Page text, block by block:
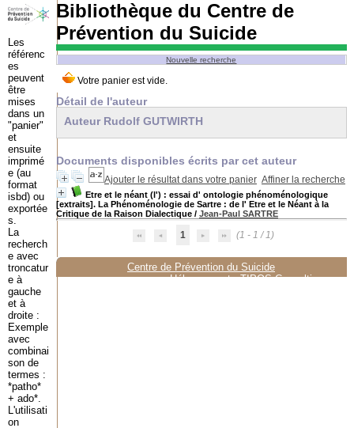
Bibliothèque du Centre de
Prévention du Suicide
Nouvelle recherche
Détail de l'auteur
Auteur Rudolf GUTWIRTH
Documents disponibles écrits par cet auteur
Ajouter le résultat dans votre panier Affiner la recherche
Etre et le néant (l') : essai d' ontologie phénoménologique
[extraits]. La Phénoménologie de Sartre : de l' Etre et le Néant à la
Critique de la Raison Dialectique/ Jean-Paul SARTRE
1 (1 - 1 / 1)
Centre de Prévention du Suicide
Hébergement :TIPOS Consulting
Les
référenc
es
peuvent
être
mises
dans un
"panier"
et
ensuite
imprimé
e (au
format
isbd) ou
exportée
s.
La
recherch
e avec
troncatur
e à
gauche
et à
droite :
Exemple
avec
combinai
son de
termes :
*patho*
+ ado*.
L'utilisati
on